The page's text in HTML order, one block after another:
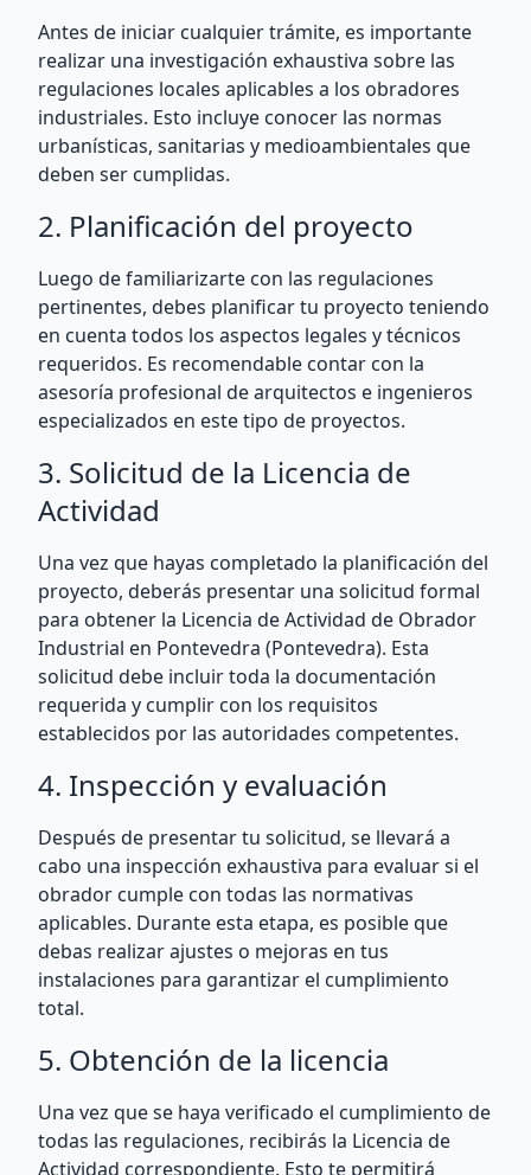
Antes de iniciar cualquier trámite, es importante
realizar una investigación exhaustiva sobre las
regulaciones locales aplicables a los obradores
industriales. Esto incluye conocer las normas
urbanísticas, sanitarias y medioambientales que
deben ser cumplidas.
2. Planificación del proyecto
Luego de familiarizarte con las regulaciones
pertinentes, debes planificar tu proyecto teniendo
en cuenta todos los aspectos legales y técnicos
requeridos. Es recomendable contar con la
asesoría profesional de arquitectos e ingenieros
especializados en este tipo de proyectos.
3. Solicitud de la Licencia de
Actividad
Una vez que hayas completado la planificación del
proyecto, deberás presentar una solicitud formal
para obtener la Licencia de Actividad de Obrador
Industrial en Pontevedra (Pontevedra). Esta
solicitud debe incluir toda la documentación
requerida y cumplir con los requisitos
establecidos por las autoridades competentes.
4. Inspección y evaluación
Después de presentar tu solicitud, se llevará a
cabo una inspección exhaustiva para evaluar si el
obrador cumple con todas las normativas
aplicables. Durante esta etapa, es posible que
debas realizar ajustes o mejoras en tus
instalaciones para garantizar el cumplimiento
total.
5. Obtención de la licencia
Una vez que se haya verificado el cumplimiento de
todas las regulaciones, recibirás la Licencia de
Actividad correspondiente. Esto te permitirá